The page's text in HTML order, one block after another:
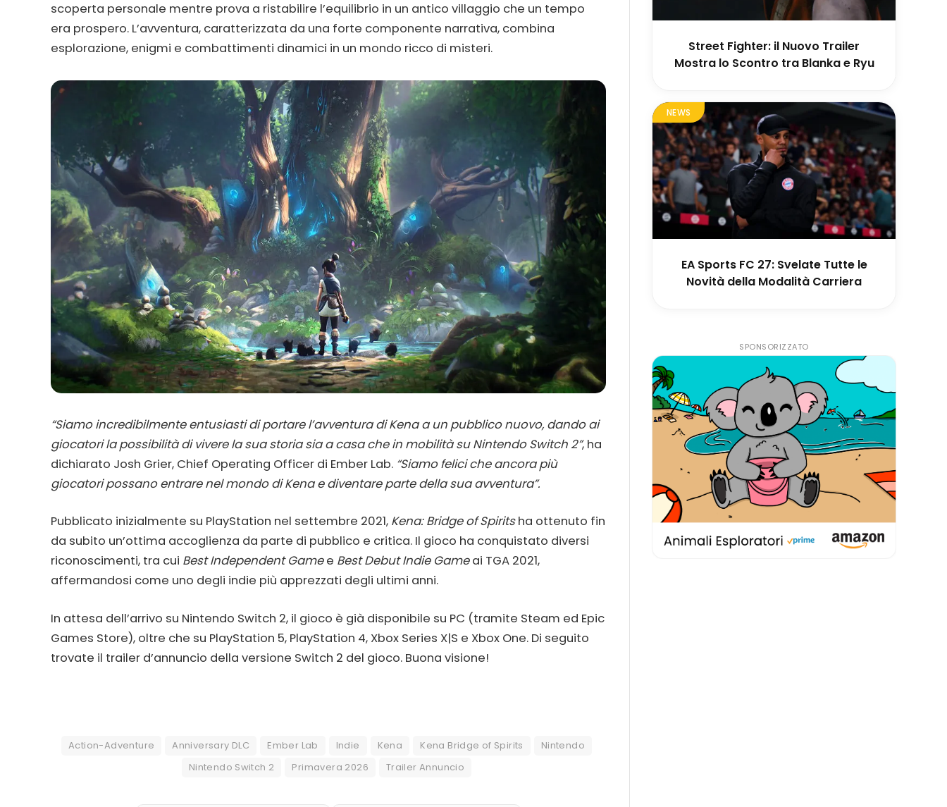
scoperta personale mentre prova a ristabilire l’equilibrio in un antico villaggio che un tempo
era prospero. L’avventura, caratterizzata da una forte componente narrativa, combina
esplorazione, enigmi e combattimenti dinamici in un mondo ricco di misteri.
“Siamo incredibilmente entusiasti di portare l’avventura di Kena a un pubblico nuovo, dando ai
giocatori la possibilità di vivere la sua storia sia a casa che in mobilità su Nintendo Switch 2”, ha
dichiarato Josh Grier, Chief Operating Officer di Ember Lab. “Siamo felici che ancora più
giocatori possano entrare nel mondo di Kena e diventare parte della sua avventura”.
Pubblicato inizialmente su PlayStation nel settembre 2021, Kena: Bridge of Spiritsha ottenuto fin
da subito un’ottima accoglienza da parte di pubblico e critica. Il gioco ha conquistato diversi
riconoscimenti, tra cui Best Independent Gamee Best Debut Indie Gameai TGA 2021,
affermandosi come uno degli indie più apprezzati degli ultimi anni.
In attesa dell’arrivo su Nintendo Switch 2, il gioco è già disponibile su PC (tramite Steam ed Epic
Games Store), oltre che su PlayStation 5, PlayStation 4, Xbox Series X|S e Xbox One. Di seguito
trovate il trailer d’annuncio della versione Switch 2 del gioco. Buona visione!
Action-Adventure Anniversary DLC Ember Lab Indie Kena Kena Bridge of Spirits
Nintendo
Nintendo Switch 2
Primavera 2026 Trailer Annuncio
Street Fighter: il Nuovo Trailer
Mostra lo Scontro tra Blanka e Ryu
NEWS
EA Sports FC 27: Svelate Tutte le
Novità della Modalità Carriera
SPONSORIZZATO